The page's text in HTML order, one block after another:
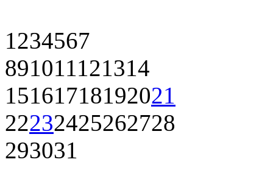
1234567
891011121314
15161718192021
22232425262728
293031